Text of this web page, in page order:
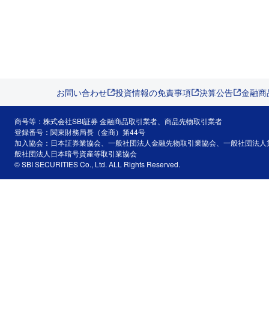
お問い合わせ 投資情報の免責事項 決算公告 金融
商号等：株式会社SBI証券 金融商品取引業者、商品先物取引業者
登録番号：関東財務局長（金商）第44号
加入協会：日本証券業協会、一般社団法人金融先物取引業協会、一般社団法
般社団法人日本暗号資産等取引業協会
© SBI SECURITIES Co., Ltd. ALL Rights Reserved.